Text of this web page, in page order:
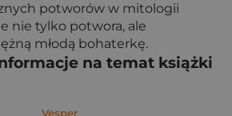
potworów w mitologii
nie tylko potwora, ale
młodą bohaterkę.
na temat książki
Vesper